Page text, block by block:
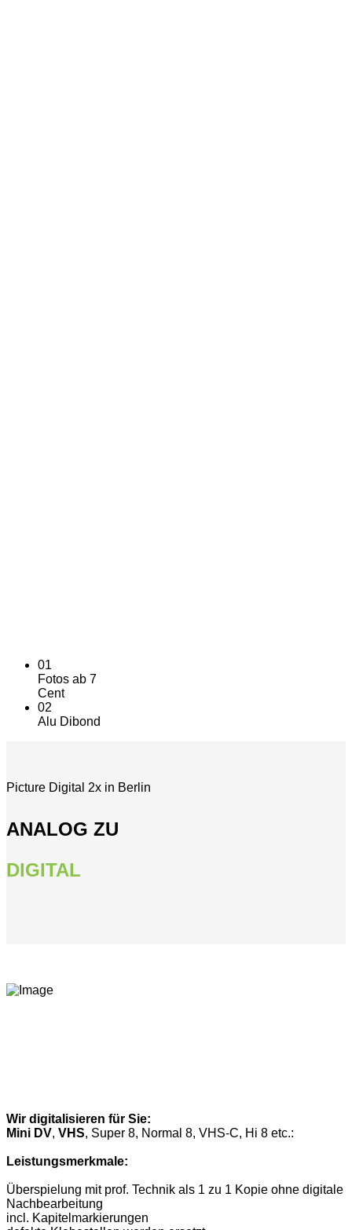
01
Fotos ab 7
Cent
02
Alu Dibond
Picture Digital 2x in Berlin
ANALOG ZU
DIGITAL
Wir digitalisieren für Sie:
Mini DV, VHS, Super 8, Normal 8, VHS-C, Hi 8 etc.:
Leistungsmerkmale:
Überspielung mit prof. Technik als 1 zu 1 Kopie ohne digitale
Nachbearbeitung
incl. Kapitelmarkierungen